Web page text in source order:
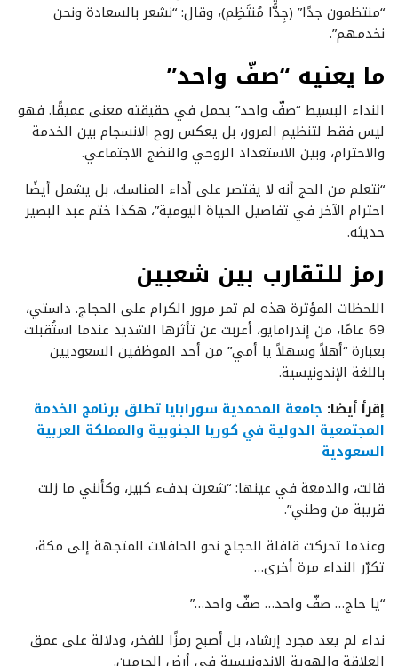
“منتظمون جدًا” (جِدًّا مُنتَظِم)، وقال: “نشعر بالسعادة ونحن
نخدمهم”.
ما يعنيه “صفّ واحد”
النداء البسيط “صفّ واحد” يحمل في حقيقته معنى عميقًا. فهو
ليس فقط لتنظيم المرور، بل يعكس روح الانسجام بين الخدمة
والاحترام، وبين الاستعداد الروحي والنضج الاجتماعي.
“نتعلم من الحج أنه لا يقتصر على أداء المناسك، بل يشمل أيضًا
احترام الآخر في تفاصيل الحياة اليومية”، هكذا ختم عبد البصير
حديثه.
رمز للتقارب بين شعبين
اللحظات المؤثرة هذه لم تمر مرور الكرام على الحجاج. داستي،
69 عامًا، من إندرامايو، أعربت عن تأثرها الشديد عندما استُقبلت
بعبارة “أهلاً وسهلاً يا أمي” من أحد الموظفين السعوديين
باللغة الإندونيسية.
إقرأ أيضا: جامعة المحمدية سورابايا تطلق برنامج الخدمة
المجتمعية الدولية في كوريا الجنوبية والمملكة العربية
السعودية
قالت، والدمعة في عينها: “شعرت بدفء كبير، وكأنني ما زلت
قريبة من وطني”.
وعندما تحركت قافلة الحجاج نحو الحافلات المتجهة إلى مكة،
تكرّر النداء مرة أخرى…
“يا حاج… صفّ واحد… صفّ واحد…”
نداء لم يعد مجرد إرشاد، بل أصبح رمزًا للفخر، ودلالة على عمق